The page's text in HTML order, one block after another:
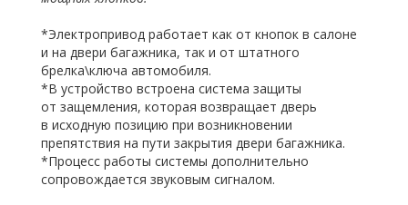
*Электропривод работает как от кнопок в салоне
и на двери багажника, так и от штатного
брелка\ключа автомобиля.
*В устройство встроена система защиты
от защемления, которая возвращает дверь
в исходную позицию при возникновении
препятствия на пути закрытия двери багажника.
*Процесс работы системы дополнительно
сопровождается звуковым сигналом.